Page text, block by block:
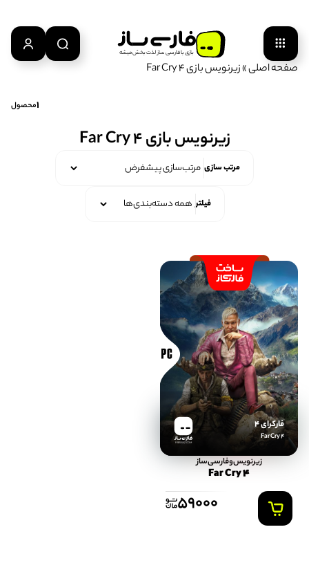
بازی‌ با‌ فارسی‌ ساز‌ لذت‌ بخش‌ میشه
صفحه اصلی»زیرنویس بازی Far Cry 4
1محصول
زیرنویس بازی Far Cry 4
مرتب سازی
فیلتر
فارکرای 4
Far Cry 4
FARSISAZ.COM
زیرنویس‌و‌فارسی‌ساز
Far Cry 4
59000